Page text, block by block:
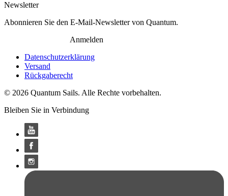
Newsletter
Abonnieren Sie den E-Mail-Newsletter von Quantum.
Anmelden
Datenschutzerklärung
Versand
Rückgaberecht
© 2026 Quantum Sails. Alle Rechte vorbehalten.
Bleiben Sie in Verbindung